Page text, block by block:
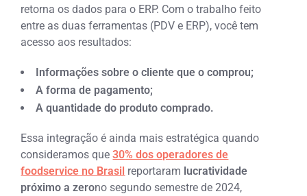
retorna os dados para o ERP. Com o trabalho feito
entre as duas ferramentas (PDV e ERP), você tem
acesso aos resultados:
Informações sobre o cliente que o comprou;
A forma de pagamento;
A quantidade do produto comprado.
Essa integração é ainda mais estratégica quando
consideramos que 30% dos operadores de
foodservice no Brasil reportaram lucratividade
próximo a zerono segundo semestre de 2024,